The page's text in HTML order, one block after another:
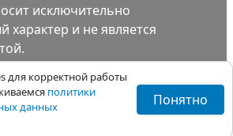
для корректной работы
политики
данных
Понятно
исключительно
и не является
соглашение.
©ЭниДом 2012-2026